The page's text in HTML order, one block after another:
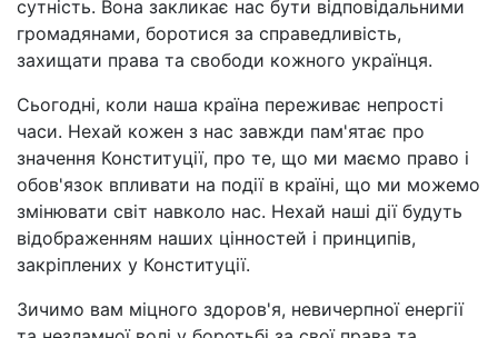
сутність. Вона закликає нас бути відповідальними
громадянами, боротися за справедливість,
захищати права та свободи кожного українця.
Сьогодні, коли наша країна переживає непрості
часи. Нехай кожен з нас завжди пам'ятає про
значення Конституції, про те, що ми маємо право і
обов'язок впливати на події в країні, що ми можемо
змінювати світ навколо нас. Нехай наші дії будуть
відображенням наших цінностей і принципів,
закріплених у Конституції.
Зичимо вам міцного здоров'я, невичерпної енергії